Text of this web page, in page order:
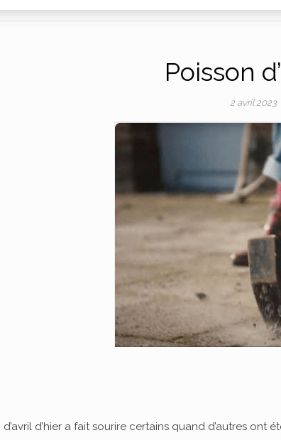
Poisson
2 avril 2023
d’hier a fait sourire certains quand d’autres ont